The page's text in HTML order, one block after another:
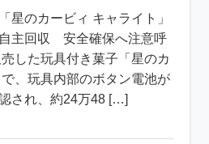
星のカービィ キャライト」
主回収 安全確保へ注意呼
した玩具付き菓子「星のカ
、玩具内部のボタン電池が
され、約24万48 […]